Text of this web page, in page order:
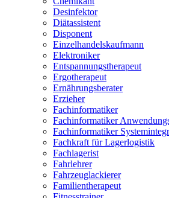
Desinfektor
Diätassistent
Disponent
Einzelhandelskaufmann
Elektroniker
Entspannungstherapeut
Ergotherapeut
Ernährungsberater
Erzieher
Fachinformatiker
Fachinformatiker
Fachinformatiker
Fachkraft für Lagerlogistik
Fachlagerist
Fahrlehrer
Fahrzeuglackierer
Familientherapeut